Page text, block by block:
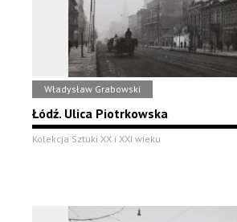
Władysław Grabowski
Łódź. Ulica Piotrkowska
Kolekcja Sztuki XX i XXI wieku